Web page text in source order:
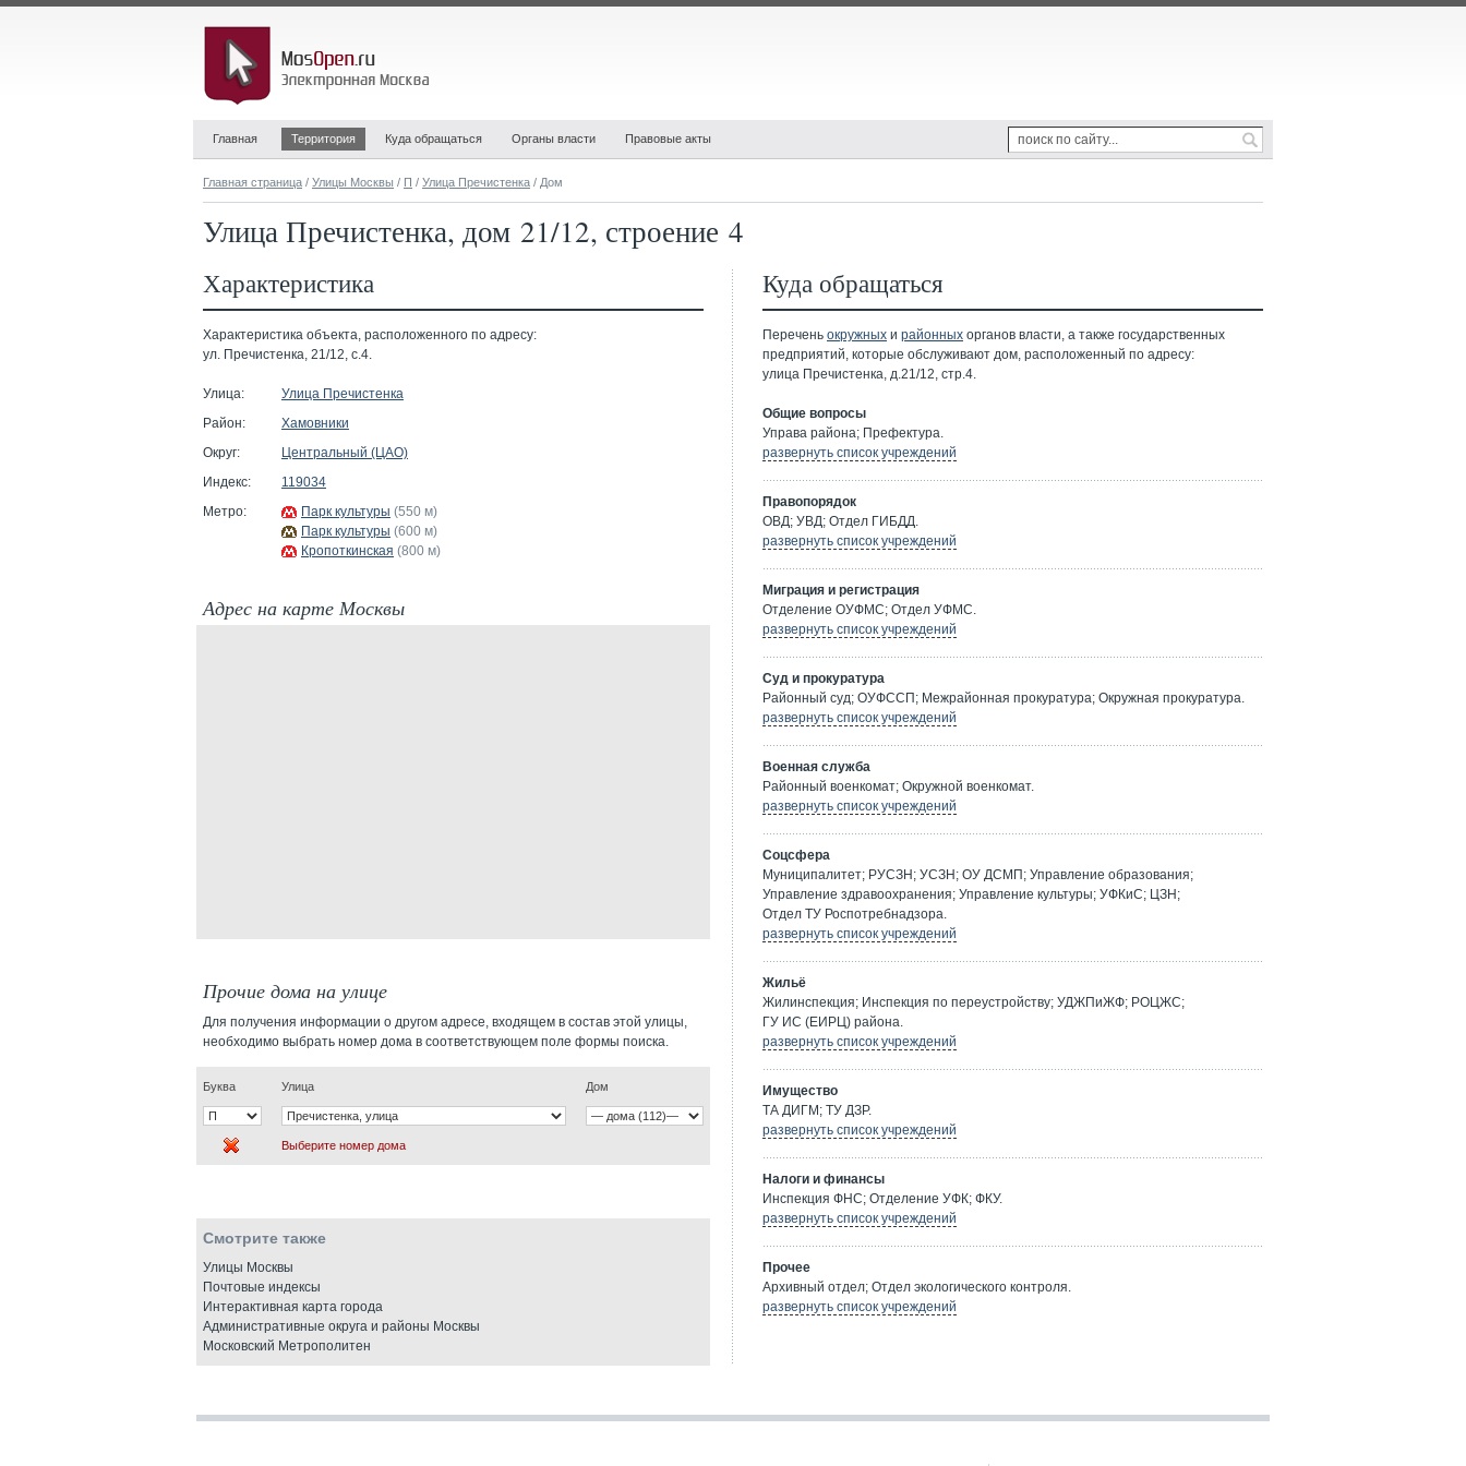
Главная Территория Куда обращаться Органы власти Правовые акты
Главная страница / Улицы Москвы / П / Улица Пречистенка / Дом
Улица Пречистенка, дом 21/12, строение 4
Характеристика
Характеристика объекта, расположенного по адресу:
ул. Пречистенка, 21/12, с.4.
Улица:
Улица Пречистенка
Район:
Хамовники
Округ:
Центральный (ЦАО)
Индекс:
119034
Метро:
Парк культуры (550 м)
Парк культуры (600 м)
Кропоткинская (800 м)
Адрес на карте Москвы
Прочие дома на улице
Для получения информации о другом адресе, входящем в состав этой улицы,
необходимо выбрать номер дома в соответствующем поле формы поиска.
Буква Улица Дом
Выберите номер дома
Смотрите также
Улицы Москвы
Почтовые индексы
Интерактивная карта города
Административные округа и районы Москвы
Московский Метрополитен
Куда обращаться
Перечень окружных и районных органов власти, а также государственных
предприятий, которые обслуживают дом, расположенный по адресу:
улица Пречистенка, д.21/12, стр.4.
Общие вопросы
Управа района; Префектура.
развернуть список учреждений
Правопорядок
ОВД; УВД; Отдел ГИБДД.
развернуть список учреждений
Миграция и регистрация
Отделение ОУФМС; Отдел УФМС.
развернуть список учреждений
Суд и прокуратура
Районный суд; ОУФССП; Межрайонная прокуратура; Окружная прокуратура.
развернуть список учреждений
Военная служба
Районный военкомат; Окружной военкомат.
развернуть список учреждений
Соцсфера
Муниципалитет; РУСЗН; УСЗН; ОУ ДСМП; Управление образования;
Управление здравоохранения; Управление культуры; УФКиС; ЦЗН;
Отдел ТУ Роспотребнадзора.
развернуть список учреждений
Жильё
Жилинспекция; Инспекция по переустройству; УДЖПиЖФ; РОЦЖС;
ГУ ИС (ЕИРЦ) района.
развернуть список учреждений
Имущество
ТА ДИГМ; ТУ ДЗР.
развернуть список учреждений
Налоги и финансы
Инспекция ФНС; Отделение УФК; ФКУ.
развернуть список учреждений
Прочее
Архивный отдел; Отдел экологического контроля.
развернуть список учреждений